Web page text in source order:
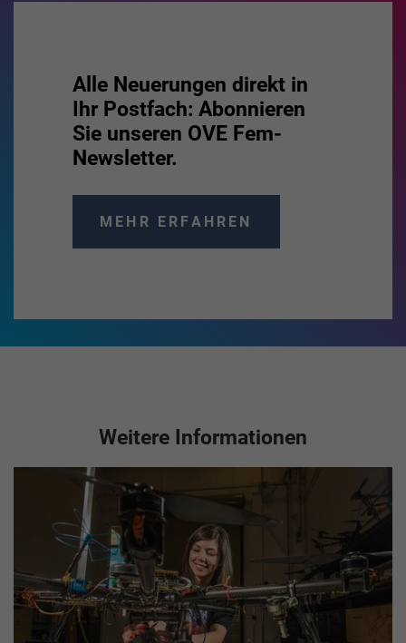
Alle Neuerungen direkt in
Ihr Postfach: Abonnieren
Sie unseren OVE Fem-
Newsletter.
MEHR ERFAHREN
Weitere Informationen